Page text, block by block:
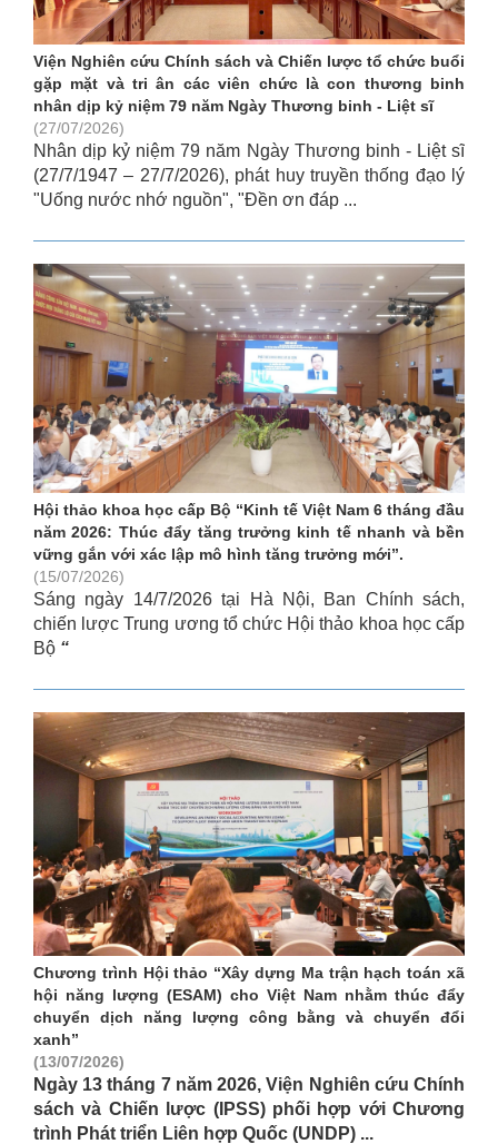
Viện Nghiên cứu Chính sách và Chiến lược tổ chức buổi
gặp mặt và tri ân các viên chức là con thương binh
nhân dịp kỷ niệm 79 năm Ngày Thương binh - Liệt sĩ
(27/07/2026)
Nhân dịp kỷ niệm 79 năm Ngày Thương binh - Liệt sĩ
(27/7/1947 – 27/7/2026), phát huy truyền thống đạo lý
"Uống nước nhớ nguồn", "Đền ơn đáp ...
Hội thảo khoa học cấp Bộ “Kinh tế Việt Nam 6 tháng đầu
năm 2026: Thúc đẩy tăng trưởng kinh tế nhanh và bền
vững gắn với xác lập mô hình tăng trưởng mới”.
(15/07/2026)
Sáng ngày 14/7/2026 tại Hà Nội, Ban Chính sách,
chiến lược Trung ương tổ chức Hội thảo khoa học cấp
Bộ “
Chương trình Hội thảo “Xây dựng Ma trận hạch toán xã
hội năng lượng (ESAM) cho Việt Nam nhằm thúc đẩy
chuyển dịch năng lượng công bằng và chuyển đổi
xanh”
(13/07/2026)
Ngày 13 tháng 7 năm 2026, Viện Nghiên cứu Chính
sách và Chiến lược (IPSS) phối hợp với Chương
trình Phát triển Liên hợp Quốc (UNDP) ...